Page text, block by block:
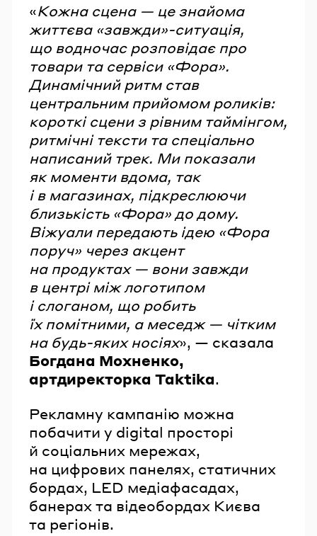
«Кожна сцена — це знайома
життєва «завжди»-ситуація,
що водночас розповідає про
товари та сервіси «Фора».
Динамічний ритм став
центральним прийомом роликів:
короткі сцени з рівним таймінгом,
ритмічні тексти та спеціально
написаний трек. Ми показали
як моменти вдома, так
і в магазинах, підкреслюючи
близькість «Фора» до дому.
Віжуали передають ідею «Фора
поруч» через акцент
на продуктах — вони завжди
в центрі між логотипом
і слоганом, що робить
їх помітними, а меседж — чітким
на будь-яких носіях», — сказала
Богдана Мохненко,
артдиректорка Taktika.
Рекламну кампанію можна
побачити у digital просторі
й соціальних мережах,
на цифрових панелях, статичних
бордах, LED медіафасадах,
банерах та відеобордах Києва
та регіонів.